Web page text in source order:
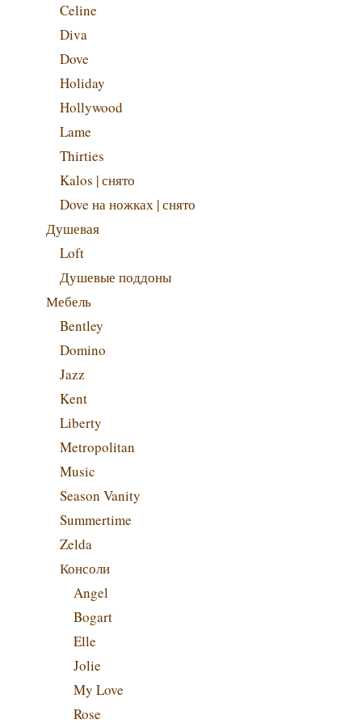
Celine
Diva
Dove
Holiday
Hollywood
Lame
Thirties
Kalos | снято
Dove на ножках | снято
Душевая
Loft
Душевые поддоны
Мебель
Bentley
Domino
Jazz
Kent
Liberty
Metropolitan
Music
Season Vanity
Summertime
Zelda
Консоли
Angel
Bogart
Elle
Jolie
My Love
Rose